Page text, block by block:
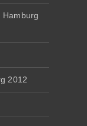
Hamburg
2012